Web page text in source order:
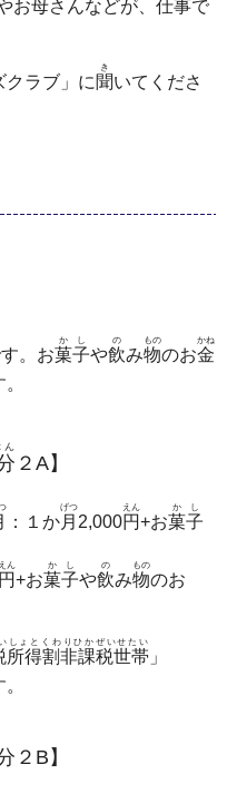
お母さんなどが、 仕事で
クラブ」に聞
き
いてくださ
。お菓子
かし
や飲
の
み物
もの
のお金
かね
ん
２A】
：１か月
げつ
2,000円
えん
+お菓子
かし
円
えん
+お菓子
かし
や飲
の
み物
もの
のお
所得割非課税世帯
しょとくわりひかぜいせたい
」
２B】